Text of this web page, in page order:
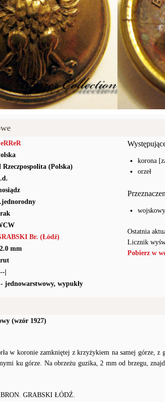
Rzeczpospolita (Polska)
Br. (Łódź)
mm
|
jednowarstwowy, wypukły
korona
orzeł
wojskowy
Ostatnia
Licznik
Pobierz w
(wzór 1927)
w koronie zamkniętej z krzyżykiem na samej górze, z
ku górze. Na obrzeżu guzika, 2 mm od brzegu,
BRON. GRABSKI ŁÓDŹ.